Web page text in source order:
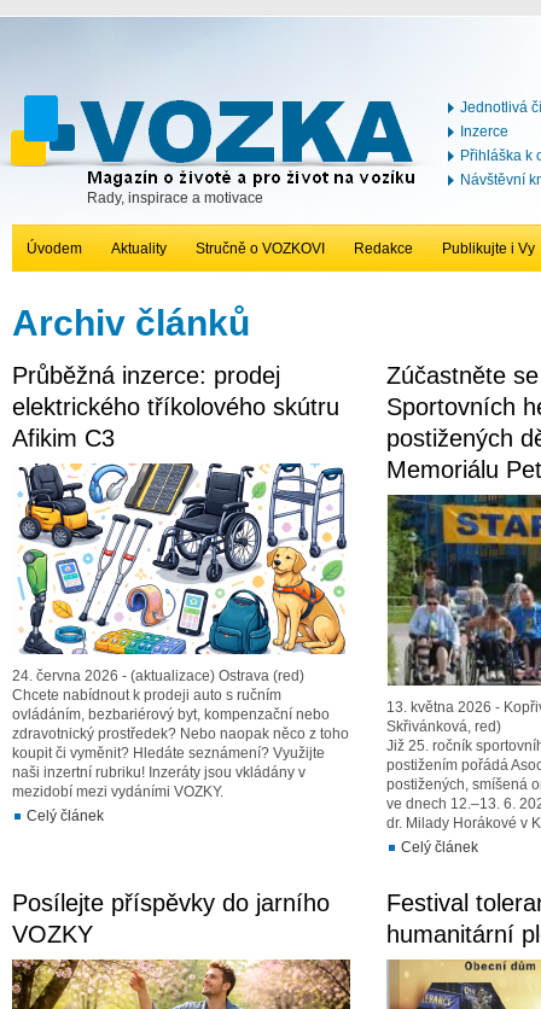
Rady, inspirace a motivace
Jednotlivá
Inzerce
Přihláška k
Návštěvní
Úvodem Aktuality Stručně o VOZKOVI Redakce Publikujte i Vy
Archiv článků
Průběžná inzerce: prodej
elektrického tříkolového skútru
Afikim C3
24. června 2026 - (aktualizace) Ostrava (red)
Chcete nabídnout k prodeji auto s ručním
ovládáním, bezbariérový byt, kompenzační nebo
zdravotnický prostředek? Nebo naopak něco z toho
koupit či vyměnit? Hledáte seznámení? Využijte
naši inzertní rubriku! Inzeráty jsou vkládány v
mezidobí mezi vydáními VOZKY.
Celý článek
Zúčastněte
Sportovních
postižených
Memoriálu
13. května 2026 -
Skřivánková, red)
Již 25. ročník
postižením pořádá
postižených, smíšená
ve dnech 12.–13. 6.
dr. Milady Horákové v
Celý článek
Posílejte příspěvky do jarního
VOZKY
Festival
humanitární